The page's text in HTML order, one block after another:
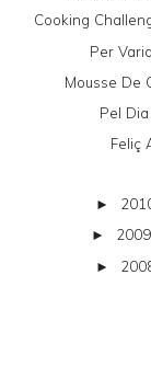
Cooking
Per
Mousse De
Pel Dia
Feliç
►
► 2009
►